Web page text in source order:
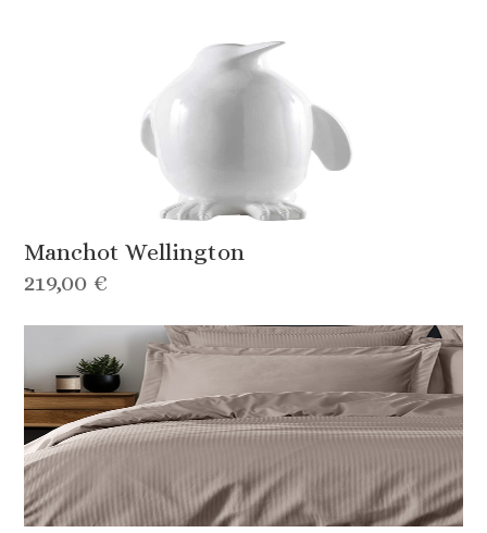
Manchot Wellington
219,00 €